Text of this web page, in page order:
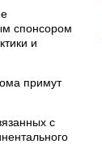
спонсором
и
примут
с